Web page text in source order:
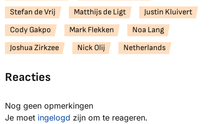
Stefan de Vrij
Matthijs de Ligt
Justin Kluivert
Cody Gakpo
Mark Flekken
Noa Lang
Joshua Zirkzee
Nick Olij Netherlands
Reacties
Nog geen opmerkingen
Je moet ingelogd zijn om te reageren.